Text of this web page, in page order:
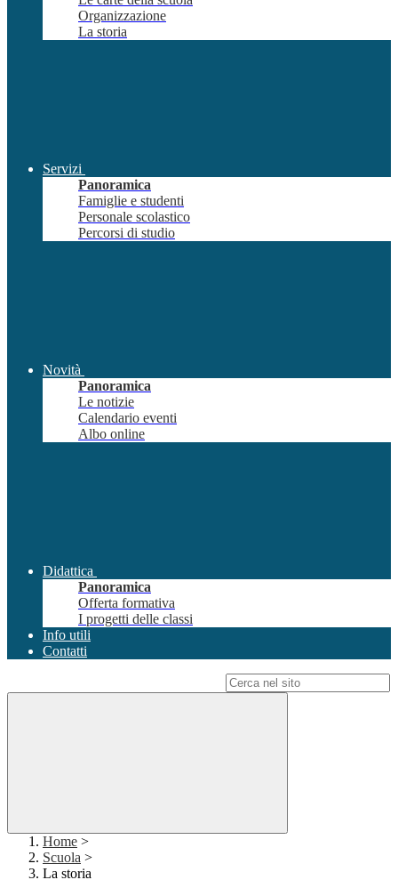
Organizzazione
La storia
Servizi
Panoramica
Famiglie e studenti
Personale scolastico
Percorsi di studio
Novità
Panoramica
Le notizie
Calendario eventi
Albo online
Didattica
Panoramica
Offerta formativa
I progetti delle classi
Info utili
Contatti
Home >
Scuola >
La storia